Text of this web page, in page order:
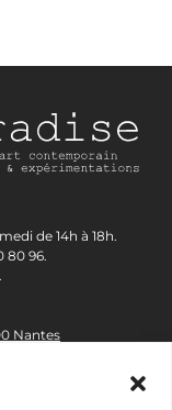
de 14h à 18h.
80 96.
Nantes